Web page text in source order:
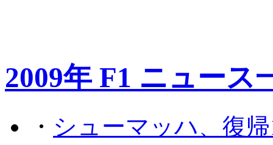
2009年 F1 ニュース
・ シューマッハ、復